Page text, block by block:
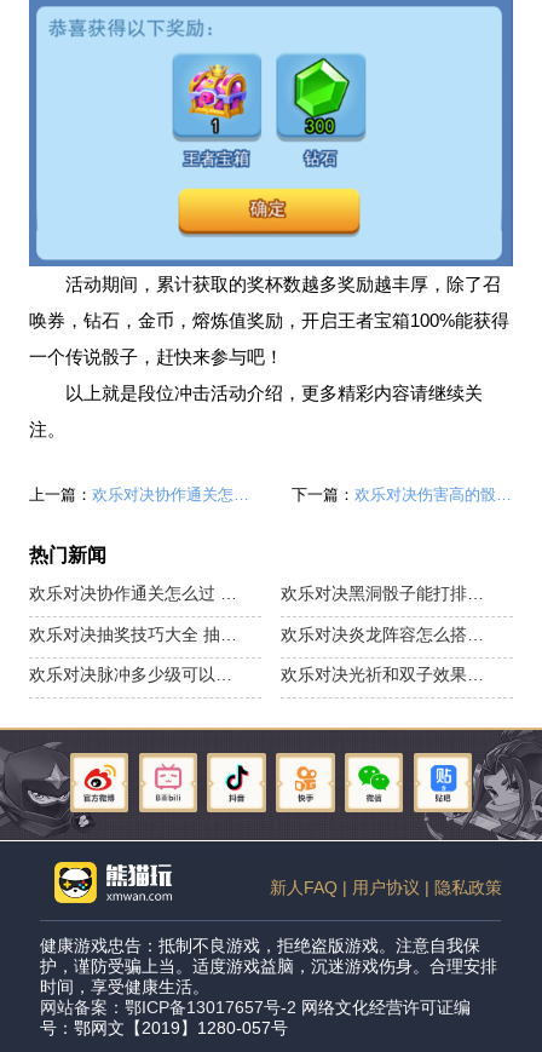
活动期间，累计获取的奖杯数越多奖励越丰厚，除了召
唤券，钻石，金币，熔炼值奖励，开启王者宝箱100%能获得
一个传说骰子，赶快来参与吧！
以上就是段位冲击活动介绍，更多精彩内容请继续关
注。
上一篇： 欢乐对决协作通关怎么过 协作通关玩法攻略 下一篇： 欢乐对决伤害高的骰子 伤害最高的骰子是谁
热门新闻
欢乐对决脉冲多少级可以通关 脉冲合作模式通关玩法 欢乐对决光祈和双子效果能叠加吗
新人FAQ | 用户协议 | 隐私政策
健康游戏忠告：抵制不良游戏，拒绝盗版游戏。注意自我保
护，谨防受骗上当。适度游戏益脑，沉迷游戏伤身。合理安排
时间，享受健康生活。
网站备案：鄂ICP备13017657号-2 网络文化经营许可证编
号：鄂网文【2019】1280-057号